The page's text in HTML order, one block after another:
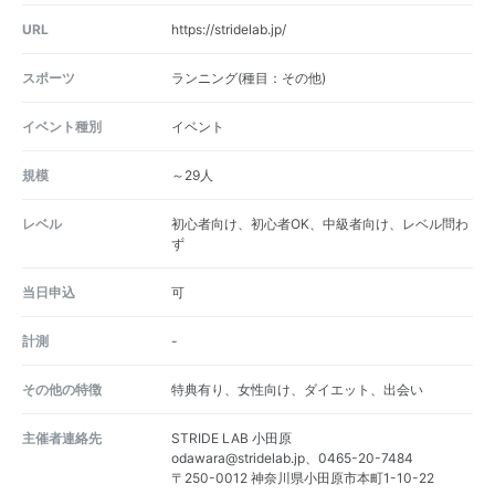
URL https://stridelab.jp/
スポーツ ランニング(種目：その他)
イベント種別 イベント
規模 ～29人
レベル
初心者向け、初心者OK、中級者向け、レベル問わ
ず
当日申込 可
計測 -
その他の特徴 特典有り、女性向け、ダイエット、出会い
主催者連絡先
STRIDE LAB 小田原
odawara@stridelab.jp、0465-20-7484
〒250-0012 神奈川県小田原市本町1-10-22